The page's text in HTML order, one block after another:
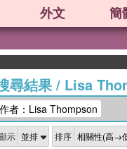
外文 簡
尋結果/ Lisa
作者：Lisa Thompson
示 排序